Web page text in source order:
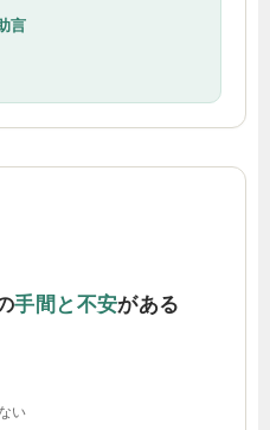
言
手間と不安がある
い